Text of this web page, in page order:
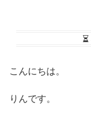
こんにちは。
りんです。